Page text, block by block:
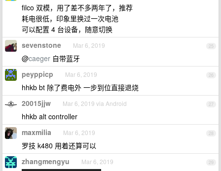
filco 双模，用了差不多两年了，推荐
耗电很低，印象里换过一次电池
可以配置 4 台设备，随意切换
25
sevenstone Mar 6, 2019
@caeger 自带蓝牙
26
peyppicp Mar 6, 2019
hhkb bt 除了费电外 一步到位直接退烧
27
20015jjw Mar 6, 2019 via Android
hhkb alt controller
28
maxmilia Mar 6, 2019
罗技 k480 用着还算可以
29
zhangmengyu Mar 6, 2019